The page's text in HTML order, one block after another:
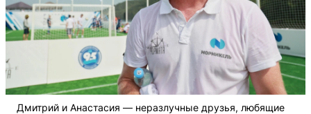
Дмитрий и Анастасия — неразлучные друзья, любящие